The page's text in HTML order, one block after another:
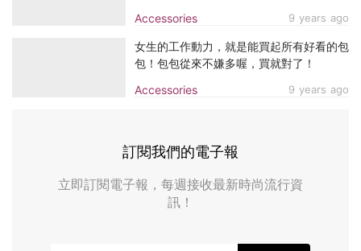
Accessories 9 years ago
Accessories 9 years ago
女生的工作動力，就是能買起所有好看的包
包！包包從來不嫌多喔，買就對了！
訂閱我們的電子報
立即訂閱電子報，每週接收最新時尚流行資
訊！